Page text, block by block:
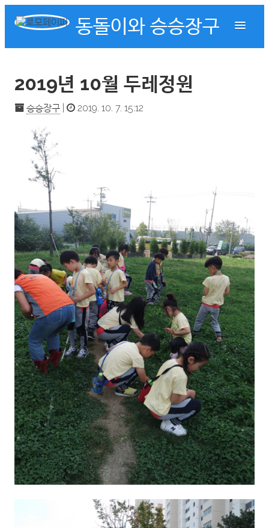
동돌이와 승승장구
2019년 10월 두레정원
승승장구 2019. 10. 7. 15:12